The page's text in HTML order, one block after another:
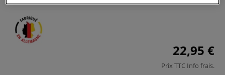
22,95 €
Prix TTC Info frais.